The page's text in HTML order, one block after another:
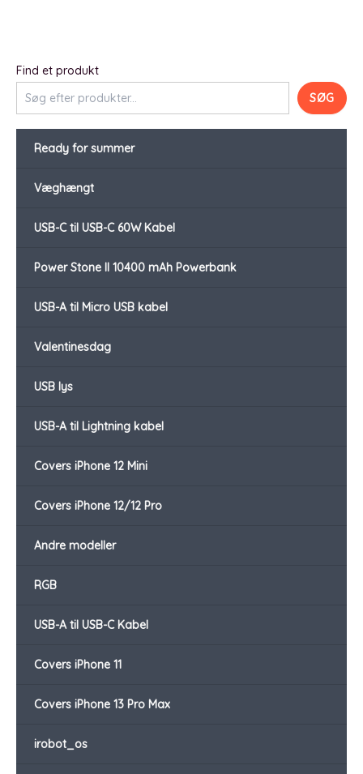
Find et produkt
SØG
Ready for summer
Væghængt
USB-C til USB-C 60W Kabel
Power Stone II 10400 mAh Powerbank
USB-A til Micro USB kabel
Valentinesdag
USB lys
USB-A til Lightning kabel
Covers iPhone 12 Mini
Covers iPhone 12/12 Pro
Andre modeller
RGB
USB-A til USB-C Kabel
Covers iPhone 11
Covers iPhone 13 Pro Max
irobot_os